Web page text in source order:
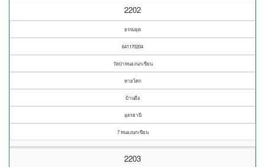
2202
ธรรมยุต
641170204
วัดป่าหนองนกเขียน
หายโศก
บ้านผือ
อุดรธานี
7 หนองนกเขียน
2203